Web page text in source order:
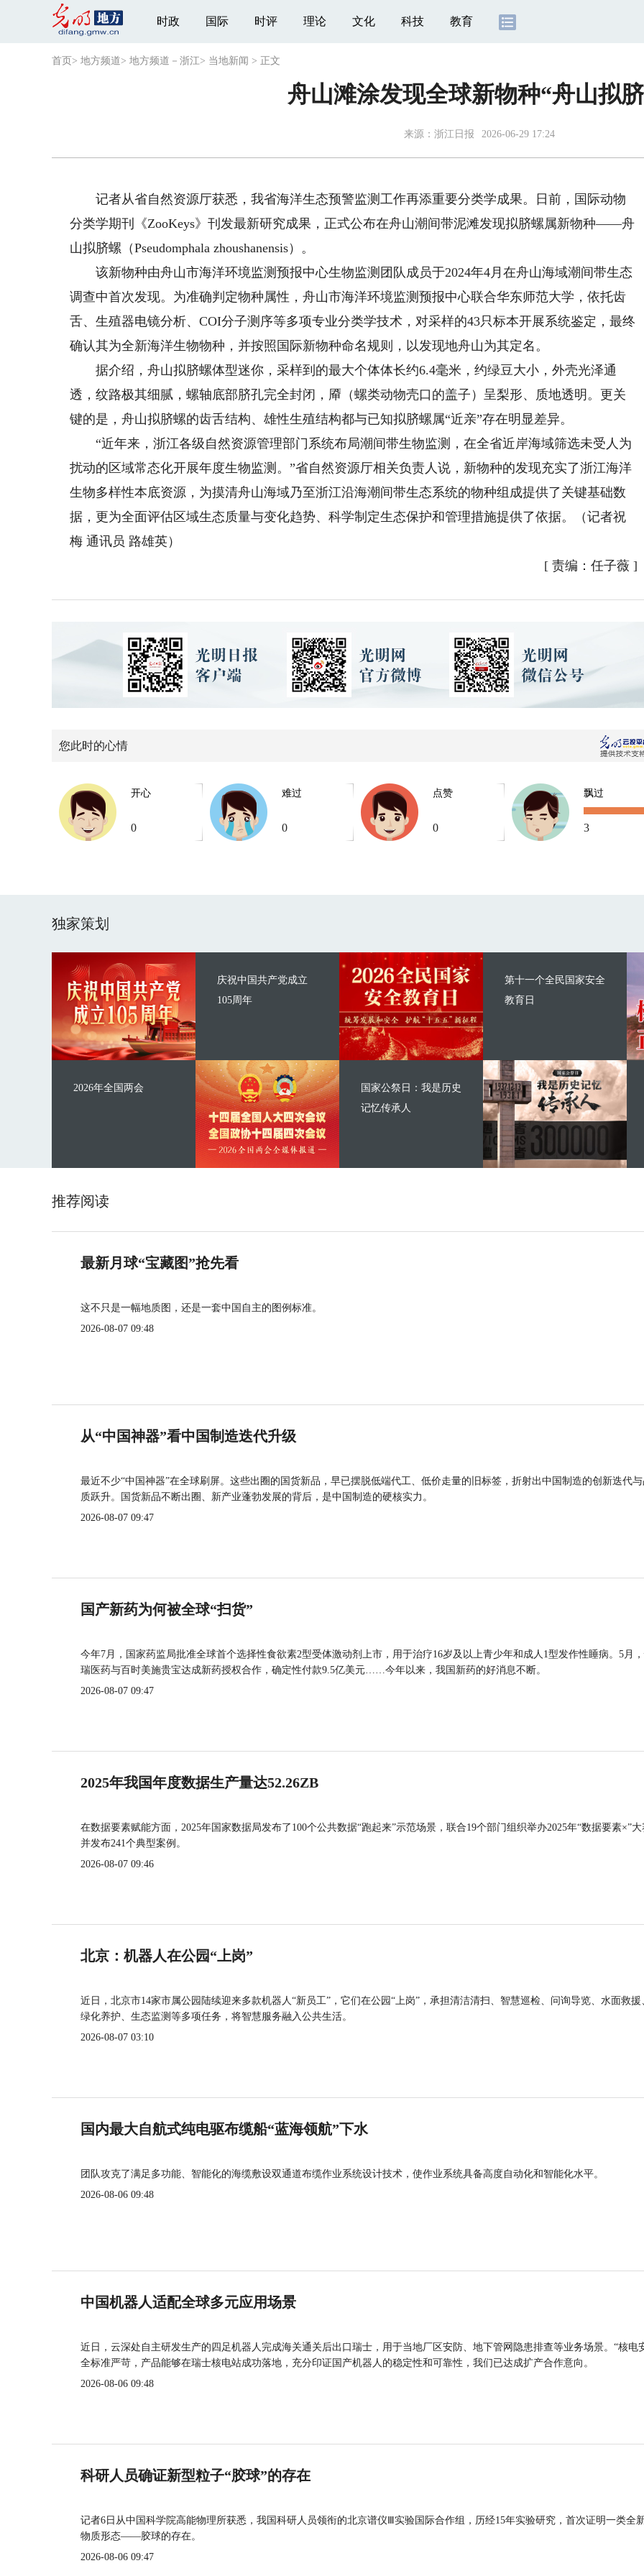
时政 国际 时评 理论 文化 科技 教育
首页 > 地方频道> 地方频道－浙江> 当地新闻 > 正文
舟山滩涂发现全球新物种“舟山拟
来源： 浙江日报 2026-06-29 17:24
记者从省自然资源厅获悉，我省海洋生态预警监测工作再添重要分类学成果。日前，国际动物
分类学期刊《ZooKeys》刊发最新研究成果，正式公布在舟山潮间带泥滩发现拟脐螺属新物种——舟
山拟脐螺（Pseudomphala zhoushanensis）。
该新物种由舟山市海洋环境监测预报中心生物监测团队成员于2024年4月在舟山海域潮间带生态
调查中首次发现。为准确判定物种属性，舟山市海洋环境监测预报中心联合华东师范大学，依托齿
舌、生殖器电镜分析、COI分子测序等多项专业分类学技术，对采样的43只标本开展系统鉴定，最终
确认其为全新海洋生物物种，并按照国际新物种命名规则，以发现地舟山为其定名。
据介绍，舟山拟脐螺体型迷你，采样到的最大个体体长约6.4毫米，约绿豆大小，外壳光泽通
透，纹路极其细腻，螺轴底部脐孔完全封闭，厣（螺类动物壳口的盖子）呈梨形、质地透明。更关
键的是，舟山拟脐螺的齿舌结构、雄性生殖结构都与已知拟脐螺属“近亲”存在明显差异。
“近年来，浙江各级自然资源管理部门系统布局潮间带生物监测，在全省近岸海域筛选未受人为
扰动的区域常态化开展年度生物监测。”省自然资源厅相关负责人说，新物种的发现充实了浙江海洋
生物多样性本底资源，为摸清舟山海域乃至浙江沿海潮间带生态系统的物种组成提供了关键基础数
据，更为全面评估区域生态质量与变化趋势、科学制定生态保护和管理措施提供了依据。（记者祝
梅 通讯员 路雄英）
[ 责编：任子薇 ]
您此时的心情
开心
0
难过
0
点赞
0
飘过
3
独家策划
庆祝中国共产党成立
105周年
2026年全国两会
第十一个全民国家安全
教育日
国家公祭日：我是历史
记忆传承人
推荐阅读
最新月球“宝藏图”抢先看
这不只是一幅地质图，还是一套中国自主的图例标准。
2026-08-07 09:48
从“中国神器”看中国制造迭代升级
最近不少“中国神器”在全球刷屏。这些出圈的国货新品，早已摆脱低端代工、低价走量的旧标签，折射出中国制造的创新迭代
质跃升。国货新品不断出圈、新产业蓬勃发展的背后，是中国制造的硬核实力。
2026-08-07 09:47
国产新药为何被全球“扫货”
今年7月，国家药监局批准全球首个选择性食欲素2型受体激动剂上市，用于治疗16岁及以上青少年和成人1型发作性睡病。5月
瑞医药与百时美施贵宝达成新药授权合作，确定性付款9.5亿美元……今年以来，我国新药的好消息不断。
2026-08-07 09:47
2025年我国年度数据生产量达52.26ZB
在数据要素赋能方面，2025年国家数据局发布了100个公共数据“跑起来”示范场景，联合19个部门组织举办2025年“数据要素×”大
并发布241个典型案例。
2026-08-07 09:46
北京：机器人在公园“上岗”
近日，北京市14家市属公园陆续迎来多款机器人“新员工”，它们在公园“上岗”，承担清洁清扫、智慧巡检、问询导览、水面救援
绿化养护、生态监测等多项任务，将智慧服务融入公共生活。
2026-08-07 03:10
国内最大自航式纯电驱布缆船“蓝海领航”下水
团队攻克了满足多功能、智能化的海缆敷设双通道布缆作业系统设计技术，使作业系统具备高度自动化和智能化水平。
2026-08-06 09:48
中国机器人适配全球多元应用场景
近日，云深处自主研发生产的四足机器人完成海关通关后出口瑞士，用于当地厂区安防、地下管网隐患排查等业务场景。“核电
全标准严苛，产品能够在瑞士核电站成功落地，充分印证国产机器人的稳定性和可靠性，我们已达成扩产合作意向。
2026-08-06 09:48
科研人员确证新型粒子“胶球”的存在
记者6日从中国科学院高能物理所获悉，我国科研人员领衔的北京谱仪Ⅲ实验国际合作组，历经15年实验研究，首次证明一类全
物质形态——胶球的存在。
2026-08-06 09:47